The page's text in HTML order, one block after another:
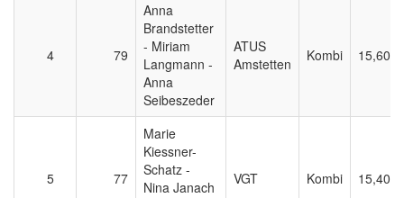
4 79
Anna
Brandstetter
- Miriam
Langmann -
Anna
Seibeszeder
ATUS
Amstetten
Kombi 15,600
5 77
Marie
Kiessner-
Schatz -
Nina Janach
VGT Kombi 15,400